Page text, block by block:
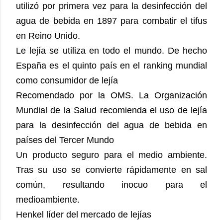
utilizó por primera vez para la desinfección del
agua de bebida en 1897 para combatir el tifus
en Reino Unido.
Le lejía se utiliza en todo el mundo. De hecho
España es el quinto país en el ranking mundial
como consumidor de lejía
Recomendado por la OMS. La Organización
Mundial de la Salud recomienda el uso de lejía
para la desinfección del agua de bebida en
países del Tercer Mundo
Un producto seguro para el medio ambiente.
Tras su uso se convierte rápidamente en sal
común, resultando inocuo para el
medioambiente.
Henkel líder del mercado de lejías